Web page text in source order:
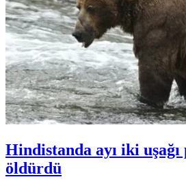
Hindistanda ayı iki uşağı
öldürdü